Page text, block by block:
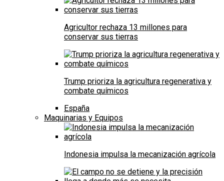
Agricultor rechaza 13 millones para
conservar sus tierras
Trump prioriza la agricultura regenerativa y
combate químicos
España
Maquinarias y Equipos
Indonesia impulsa la mecanización agrícola